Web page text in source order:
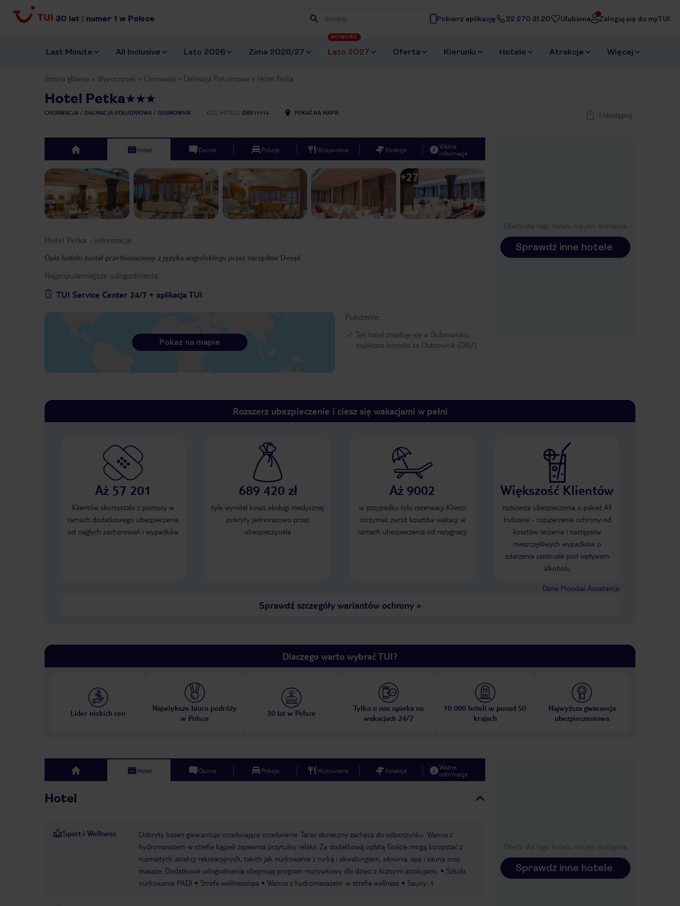
30 lat | numer 1 w Polsce Wpisz frazę, której szukasz
Pobierz aplikację 22 270 31 20 Ulubione Zaloguj się do myTUI
Last Minute All Inclusive Lato 2026 Zima 2026/27 Lato 2027
NOWOŚĆ
Oferta Kierunki Hotele Atrakcje Więcej
Strona główna Wypoczynek Chorwacja Dalmacja Południowa Hotel Petka
Hotel Petka
CHORWACJA DALMACJA POŁUDNIOWA DUBROWNIK KOD HOTELU DBV11114 POKAŻ NA MAPIE Udostępnij
Oferta dla tego hotelu nie jest dostępna.
Sprawdź inne hotele
top Hotel Opinie Pokoje Wyżywienie Atrakcje
Ważne
informacje
Previous slide
1/33
+27
Hotel Petka - informacje
Opis hotelu został przetłumaczony z języka angielskiego przez narzędzie DeepL
Najpopularniejsze udogodnienia:
TUI Service Center 24/7 + aplikacja TUI
Położenie:
Ten hotel znajduje się w Dubrowniku,
najbliższe lotnisko to Dubrownik (DBV).
Pokaż na mapie
Rozszerz ubezpieczenie i ciesz się wakacjami w pełni
Aż 57 201
Klientów skorzystało z pomocy w
ramach dodatkowego ubezpieczenia
od nagłych zachorowań i wypadków
689 420 zł
tyle wyniósł koszt obsługi medycznej
pokryty jednorazowo przez
ubezpieczyciela
Aż 9002
w przypadku tylu rezerwacji Klienci
otrzymali zwrot kosztów wakacji w
ramach ubezpieczenia od rezygnacji
Większość Klientów
rozszerza ubezpieczenia o pakiet All
Inclusive - rozszerzenie ochrony od
kosztów leczenia i następstw
nieszczęśliwych wypadków o
zdarzenia zaistniałe pod wpływem
alkoholu
Dane Mondial Assistance
Sprawdź szczegóły wariantów ochrony»
Dlaczego warto wybrać TUI?
Lider niskich cen
Największe biuro podróży
w Polsce
30 lat w Polsce
Tylko u nas opieka na
wakacjach 24/7
10 000 hoteli w ponad 50
krajach
Najwyższa gwarancja
ubezpieczeniowa
top Hotel Opinie Pokoje Wyżywienie Atrakcje
Ważne
informacje
Hotel
Sport i Wellness
Odkryty basen gwarantuje orzeźwiające orzeźwienie. Taras słoneczny zachęca do odpoczynku. Wanna z
hydromasażem w strefie kąpieli zapewnia przytulny relaks. Za dodatkową opłatą Goście mogą korzystać z
rozmaitych atrakcji rekreacyjnych, takich jak nurkowanie z rurką i akwalungiem, siłownia, spa i sauna oraz
masaże. Dodatkowe udogodnienia obejmują program rozrywkowy dla dzieci z licznymi atrakcjami.
Szkoła
nurkowania PADI
Strefa wellness/spa Wanna z hydromasażem: w strefie wellness Sauny: 1
Oferta dla tego hotelu nie jest dostępna.
Sprawdź inne hotele